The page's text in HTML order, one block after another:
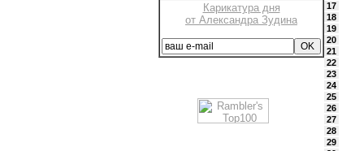
Карикатура дня
от Александра Зудина
17
18
19
20
21
22
23
24
25
26
27
28
29